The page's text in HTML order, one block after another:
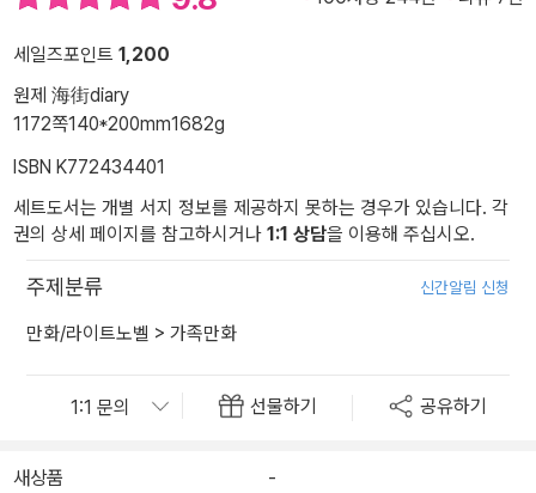
세일즈포인트 1,200
원제 海街diary
1172쪽140*200mm1682g
ISBN K772434401
세트도서는 개별 서지 정보를 제공하지 못하는 경우가 있습니다. 각
권의 상세 페이지를 참고하시거나 1:1 상담을 이용해 주십시오.
주제분류 신간알림 신청
만화/라이트노벨 > 가족만화
선물하기 공유하기
새상품
-